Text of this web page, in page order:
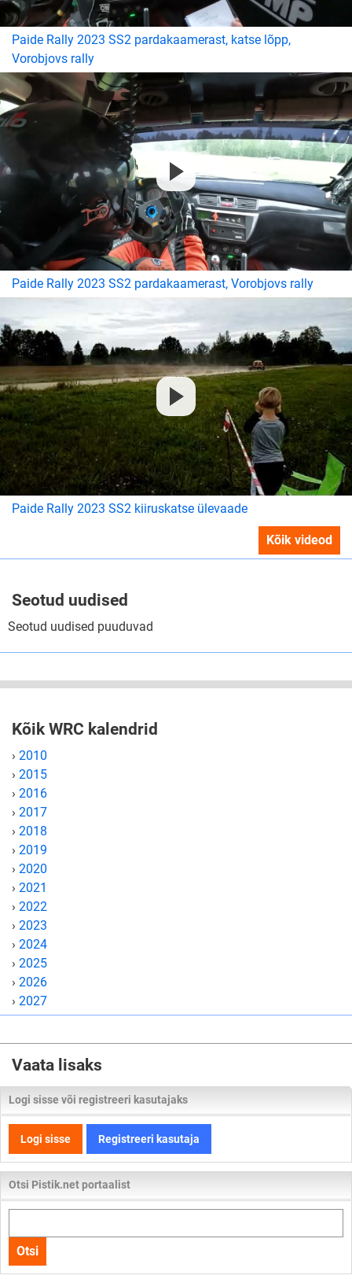
Paide Rally 2023 SS2 pardakaamerast, katse lõpp,
Vorobjovs rally
Paide Rally 2023 SS2 pardakaamerast, Vorobjovs rally
Paide Rally 2023 SS2 kiiruskatse ülevaade
Kõik videod
Seotud uudised
Seotud uudised puuduvad
Kõik WRC kalendrid
› 2010
› 2015
› 2016
› 2017
› 2018
› 2019
› 2020
› 2021
› 2022
› 2023
› 2024
› 2025
› 2026
› 2027
Vaata lisaks
Logi sisse või registreeri kasutajaks
Logi sisse Registreeri kasutaja
Otsi Pistik.net portaalist
kogu
lehelt
Otsi